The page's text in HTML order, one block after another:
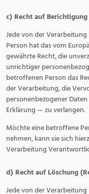
c) Recht auf Berichtigung
Jede von der
Person hat das vom
gewährte Recht, die
unrichtiger
betroffenen Person das
der Verarbeitung, die
personenbezogener
Erklärung — zu verlangen.
Möchte eine betroffene
nehmen, kann sie sich
Verarbeitung
d) Recht auf Löschung
Jede von der